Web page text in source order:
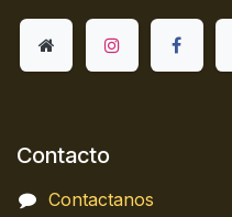
Contacto
Contactanos